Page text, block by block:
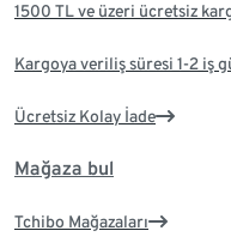
1500 TL ve üzeri ücretsiz
Kargoya veriliş süresi 1-2 iş
Ücretsiz Kolay İade
Mağaza bul
Tchibo Mağazaları